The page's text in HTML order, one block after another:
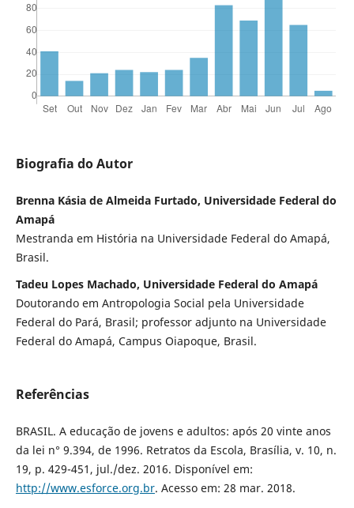
Biografia do Autor
Brenna Kásia de Almeida Furtado, Universidade Federal do
Amapá
Mestranda em História na Universidade Federal do Amapá,
Brasil.
Tadeu Lopes Machado, Universidade Federal do Amapá
Doutorando em Antropologia Social pela Universidade
Federal do Pará, Brasil; professor adjunto na Universidade
Federal do Amapá, Campus Oiapoque, Brasil.
Referências
BRASIL. A educação de jovens e adultos: após 20 vinte anos
da lei n° 9.394, de 1996. Retratos da Escola, Brasília, v. 10, n.
19, p. 429-451, jul./dez. 2016. Disponível em:
http://www.esforce.org.br. Acesso em: 28 mar. 2018.